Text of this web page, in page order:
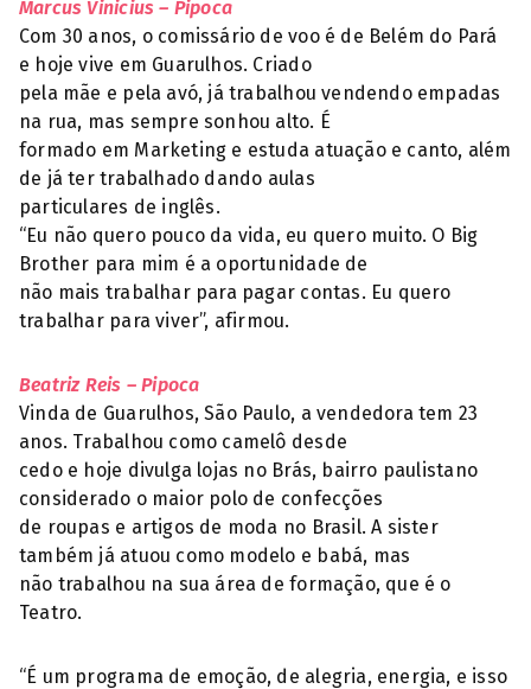
Marcus Vinicius – Pipoca
Com 30 anos, o comissário de voo é de Belém do Pará
e hoje vive em Guarulhos. Criado
pela mãe e pela avó, já trabalhou vendendo empadas
na rua, mas sempre sonhou alto. É
formado em Marketing e estuda atuação e canto, além
de já ter trabalhado dando aulas
particulares de inglês.
“Eu não quero pouco da vida, eu quero muito. O Big
Brother para mim é a oportunidade de
não mais trabalhar para pagar contas. Eu quero
trabalhar para viver”, afirmou.
Beatriz Reis – Pipoca
Vinda de Guarulhos, São Paulo, a vendedora tem 23
anos. Trabalhou como camelô desde
cedo e hoje divulga lojas no Brás, bairro paulistano
considerado o maior polo de confecções
de roupas e artigos de moda no Brasil. A sister
também já atuou como modelo e babá, mas
não trabalhou na sua área de formação, que é o
Teatro.
“É um programa de emoção, de alegria, energia, e isso